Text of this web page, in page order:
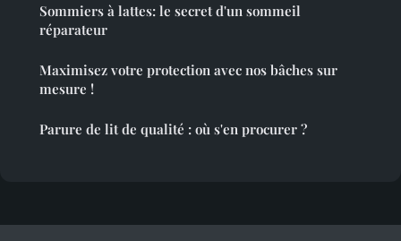
Sommiers à lattes: le secret d'un sommeil
réparateur
Maximisez votre protection avec nos bâches sur
mesure !
Parure de lit de qualité : où s'en procurer ?